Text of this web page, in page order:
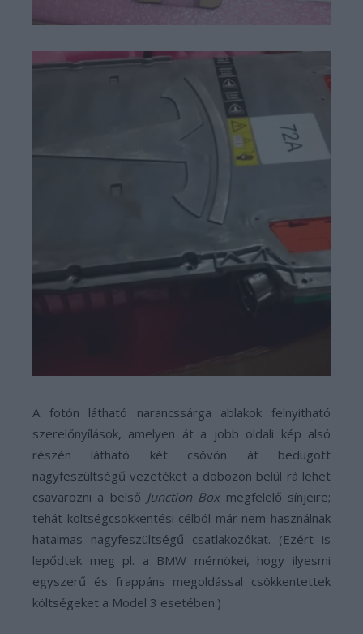
A fotón látható narancssárga ablakok felnyitható
szerelőnyílások, amelyen át a jobb oldali kép alsó
részén látható két csövön át bedugott
nagyfeszültségű vezetéket a dobozon belül rá lehet
csavarozni a belső Junction Boxmegfelelő sínjeire;
tehát költségcsökkentési célból már nem használnak
hatalmas nagyfeszültségű csatlakozókat. (Ezért is
lepődtek meg pl. a BMW mérnökei, hogy ilyesmi
egyszerű és frappáns megoldással csökkentettek
költségeket a Model 3 esetében.)